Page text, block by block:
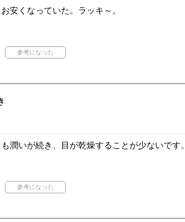
安くなっていた。ラッキ～。
潤いが続き、目が乾燥することが少ないです。